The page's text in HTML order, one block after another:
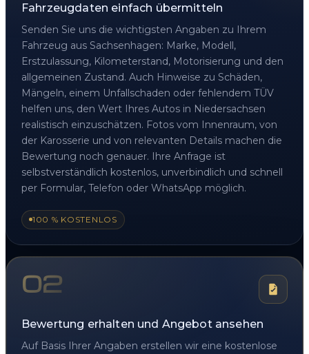
Fahrzeugdaten einfach übermitteln
Senden Sie uns die wichtigsten Angaben zu Ihrem
Fahrzeug aus Sachsenhagen: Marke, Modell,
Erstzulassung, Kilometerstand, Motorisierung und den
allgemeinen Zustand. Auch Hinweise zu Schäden,
Mängeln, einem Unfallschaden oder fehlendem TÜV
helfen uns, den Wert Ihres Autos in Niedersachsen
realistisch einzuschätzen. Fotos vom Innenraum, von
der Karosserie und von relevanten Details machen die
Bewertung noch genauer. Ihre Anfrage ist
selbstverständlich kostenlos, unverbindlich und schnell
per Formular, Telefon oder WhatsApp möglich.
100 % KOSTENLOS
02
Bewertung erhalten und Angebot ansehen
Auf Basis Ihrer Angaben erstellen wir eine kostenlose